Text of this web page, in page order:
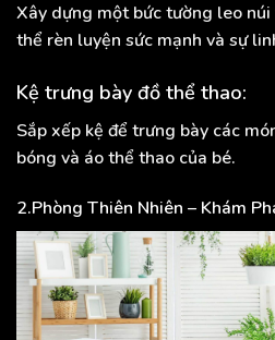
Xây dựng một bức tường leo
thể rèn luyện sức mạnh và sự
Kệ trưng bày đồ thể thao:
Sắp xếp kệ để trưng bày các
bóng và áo thể thao của bé.
2.Phòng Thiên Nhiên – Khám